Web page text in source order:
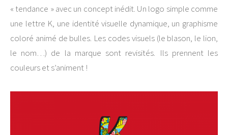
« tendance » avec un concept inédit. Un logo simple comme
une lettre K, une identité visuelle dynamique, un graphisme
coloré animé de bulles. Les codes visuels (le blason, le lion,
le nom…) de la marque sont revisités. Ils prennent les
couleurs et s’animent !